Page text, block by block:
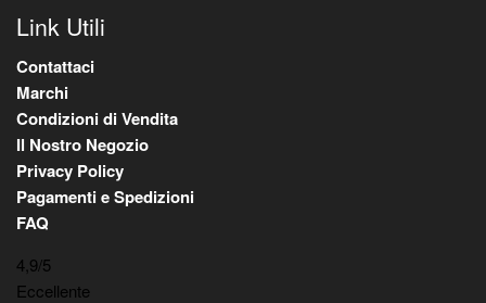
Link Utili
Contattaci
Marchi
Condizioni di Vendita
Il Nostro Negozio
Privacy Policy
Pagamenti e Spedizioni
FAQ
4,9/5
Eccellente